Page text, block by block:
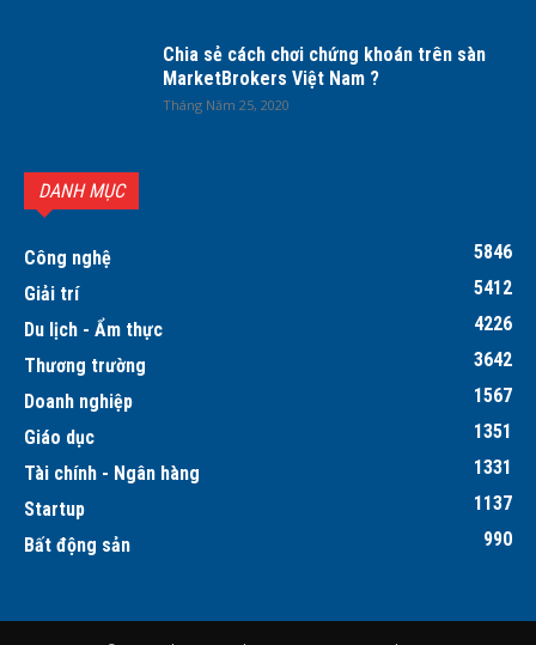
Chia sẻ cách chơi chứng khoán trên sàn
MarketBrokers Việt Nam ?
Tháng Năm 25, 2020
DANH MỤC
Công nghệ
5846
Giải trí
5412
Du lịch - Ẩm thực
4226
Thương trường
3642
Doanh nghiệp
1567
Giáo dục
1351
Tài chính - Ngân hàng
1331
Startup
1137
Bất động sản
990